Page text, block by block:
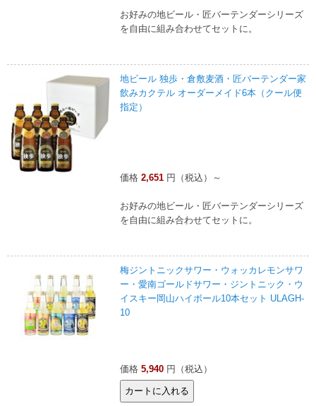
お好みの地ビール・匠バーテンダーシリーズ
を自由に組み合わせてセットに。
地ビール 独歩・倉敷麦酒・匠バーテンダー家
飲みカクテル オーダーメイド6本（クール便
指定）
価格 2,651 円（税込）～
お好みの地ビール・匠バーテンダーシリーズ
を自由に組み合わせてセットに。
梅ジントニックサワー・ウォッカレモンサワ
ー・愛南ゴールドサワー・ジントニック・ウ
イスキー岡山ハイボール10本セット ULAGH-
10
価格 5,940 円（税込）